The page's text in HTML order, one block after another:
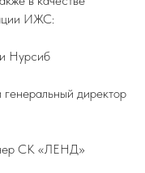
ИЖС:
Нурсиб
директор
СК «ЛЕНД»